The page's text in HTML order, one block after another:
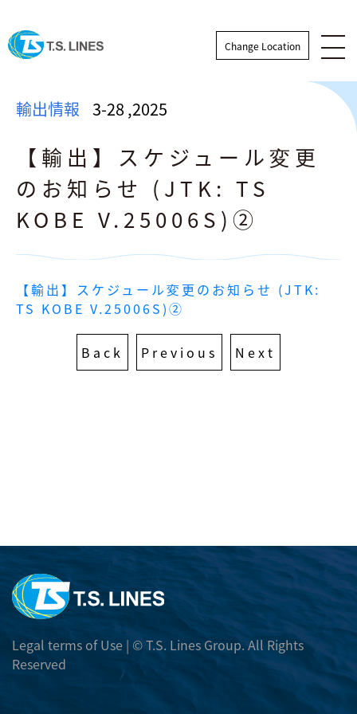
Change Location
輸出情報
輸入情報
ニュース
採用情報
Port To Port Schedule
航路マップ
Trans-Pacific and Mexico Services
輸出諸チャージ
本船 EXCHANGE RATE
Telex Release
Free Days Inquiry
DEM/DET Inquiry
輸入諸チャージ
フリータイム
DEM/DET レート
本船 EXCHANGE RATE
E-コマース
BOOKING RELEASE ORDER
E BOOKING
E BOOKING マニュアル
Carbon Emission Calculator
各種フォーマット
フォーマットダウンロード
危険品情報
危険品の取扱いについて
DG PROHIBITED LIST
輸出情報 3-28 ,2025
【輸出】スケジュール変更
のお知らせ (JTK: TS
KOBE V.25006S)②
【輸出】スケジュール変更のお知らせ (JTK:
TS KOBE V.25006S)②
Back Previous Next
Legal terms of Use | © T.S. Lines Group. All Rights
Reserved